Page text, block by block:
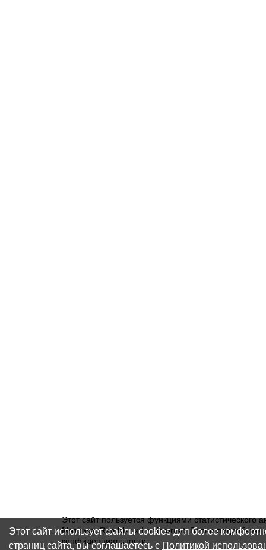
Этот сайт пользуется функциями статистического
Метрика, Rambler и Liveinternet. Более
конфиденциальности
Этот сайт использует файлы cookies для более
страниц сайта, вы соглашаетесь с Политикой